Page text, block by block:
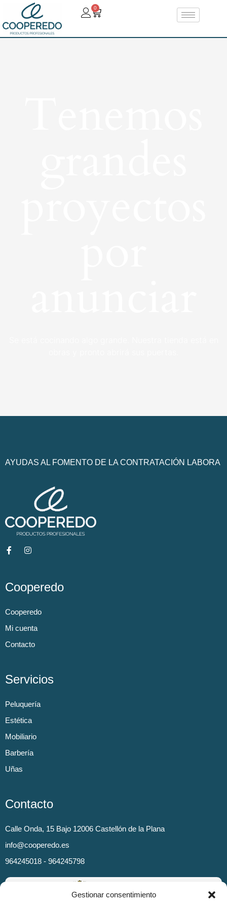
Gestionar consentimiento
0
AYUDAS AL FOMENTO DE LA CONTRATACIÓN LABORA
Cooperedo
Cooperedo
Mi cuenta
Contacto
Servicios
Peluquería
Estética
Mobiliario
Barbería
Uñas
Contacto
Calle Onda, 15 Bajo 12006 Castellón de la Plana
info@cooperedo.es
964245018 - 964245798